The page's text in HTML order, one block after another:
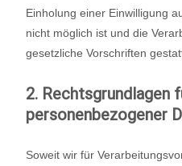
Einholung einer Einwilligung
nicht möglich ist und die
gesetzliche Vorschriften
2. Rechtsgrundlagen
personenbezogener
Soweit wir für